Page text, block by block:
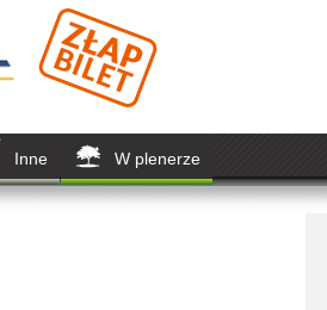
Inne W plenerze